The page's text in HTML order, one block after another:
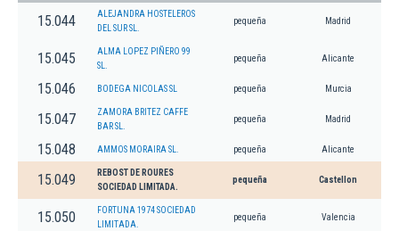
15.044
ALEJANDRA HOSTELEROS
DEL SUR SL.
pequeña Madrid
15.045
ALMA LOPEZ PIÑERO 99
SL.
pequeña Alicante
15.046 BODEGA NICOLAS SL pequeña Murcia
15.047
ZAMORA BRITEZ CAFFE
BAR SL.
pequeña Madrid
15.048 AMMOS MORAIRA SL. pequeña Alicante
15.049
REBOST DE ROURES
SOCIEDAD LIMITADA.
pequeña Castellon
15.050
FORTUNA 1974 SOCIEDAD
LIMITADA.
pequeña Valencia